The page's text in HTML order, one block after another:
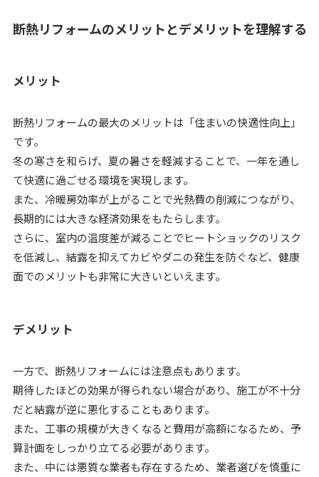
断熱リフォームのメリットとデメリットを理解する
メリット
断熱リフォームの最大のメリットは「住まいの快適性向上」
です。
冬の寒さを和らげ、夏の暑さを軽減することで、一年を通し
て快適に過ごせる環境を実現します。
また、冷暖房効率が上がることで光熱費の削減につながり、
長期的には大きな経済効果をもたらします。
さらに、室内の温度差が減ることでヒートショックのリスク
を低減し、結露を抑えてカビやダニの発生を防ぐなど、健康
面でのメリットも非常に大きいといえます。
デメリット
一方で、断熱リフォームには注意点もあります。
期待したほどの効果が得られない場合があり、施工が不十分
だと結露が逆に悪化することもあります。
また、工事の規模が大きくなると費用が高額になるため、予
算計画をしっかり立てる必要があります。
また、中には悪質な業者も存在するため、業者選びを慎重に